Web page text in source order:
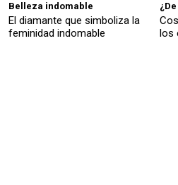
Belleza indomable
El diamante que simboliza la
feminidad indomable
los